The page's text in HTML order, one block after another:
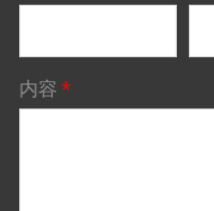
内容*